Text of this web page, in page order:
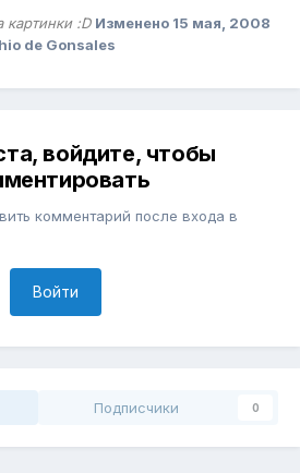
картинки :D Изменено 15 мая, 2008
de Gonsales
войдите, чтобы
комментарий после входа в
Войти
Подписчики 0